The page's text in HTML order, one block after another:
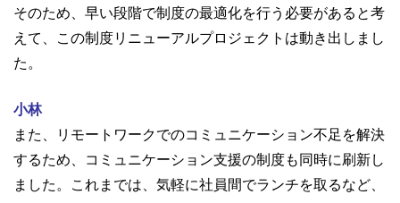
そのため、早い段階で制度の最適化を行う必要があると考
えて、この制度リニューアルプロジェクトは動き出しまし
た。
小林
また、リモートワークでのコミュニケーション不足を解決
するため、コミュニケーション支援の制度も同時に刷新し
ました。これまでは、気軽に社員間でランチを取るなど、